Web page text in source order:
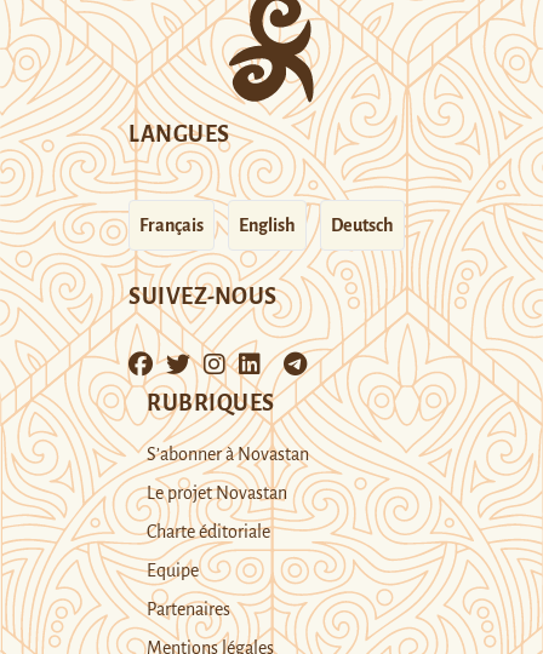
LANGUES
Français English Deutsch
SUIVEZ-NOUS
RUBRIQUES
S’abonner à Novastan
Le projet Novastan
Charte éditoriale
Equipe
Partenaires
Mentions légales